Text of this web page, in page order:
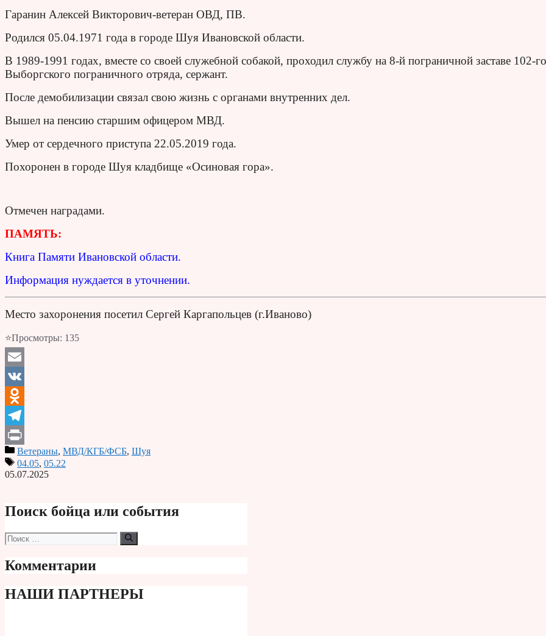
Гаранин Алексей Викторович-ветеран ОВД, ПВ.
Родился 05.04.1971 года в городе Шуя Ивановской области.
В 1989-1991 годах, вместе со своей служебной собакой, проходил службу на 8-й пограничной заставе 102-го
Выборгского пограничного отряда, сержант.
После демобилизации связал свою жизнь с органами внутренних дел.
Вышел на пенсию старшим офицером МВД.
Умер от сердечного приступа 22.05.2019 года.
Похоронен в городе Шуя кладбище «Осиновая гора».
Отмечен наградами.
ПАМЯТЬ:
Книга Памяти Ивановской области.
Информация нуждается в уточнении.
Место захоронения посетил Сергей Каргапольцев (г.Иваново)
⭐Просмотры: 135
Email
VK
Odnoklassniki
Telegram
PrintВетераны, МВД/КГБ/ФСБ, Шуя
04.05, 05.22
05.07.2025
Поиск бойца или события
Поиск:
Комментарии
НАШИ ПАРТНЕРЫ